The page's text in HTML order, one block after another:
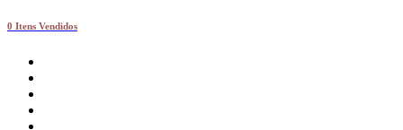
0 Itens Vendidos